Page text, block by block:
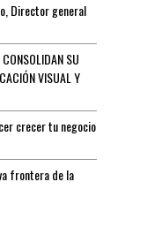
Director general
SU
VISUAL Y
crecer tu negocio
frontera de la